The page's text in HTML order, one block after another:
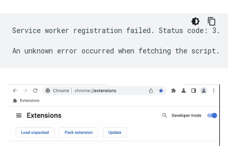
Service worker registration failed. Status code: 3.